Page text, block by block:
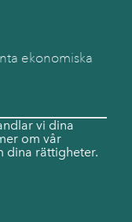
ekonomiska
vi dina
om vår
dina rättigheter.